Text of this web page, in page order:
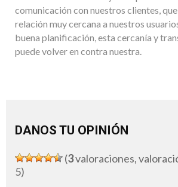
comunicación con nuestros clientes,
relación muy cercana a nuestros
buena planificación, esta cercanía y
puede volver en contra nuestra.
DANOS TU OPINIÓN
(3valoraciones,
5)